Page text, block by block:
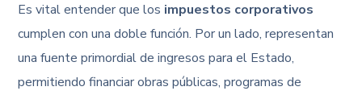
Es vital entender que los impuestos corporativos
cumplen con una doble función. Por un lado, representan
una fuente primordial de ingresos para el Estado,
permitiendo financiar obras públicas, programas de